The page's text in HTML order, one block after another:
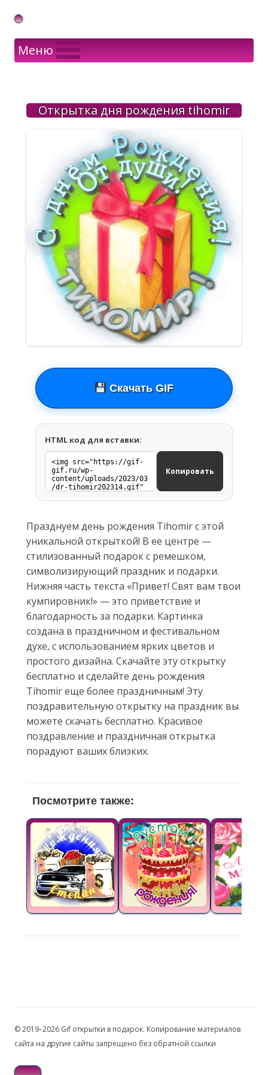
Gif Открытки в подарок
Меню
Открытка дня рождения tihomir
Скачать GIF
HTML код для вставки:
Копировать
Празднуем день рождения Tihomir с этой
уникальной открыткой! В ее центре —
стилизованный подарок с ремешком,
символизирующий праздник и подарки.
Нижняя часть текста «Привет! Свят вам твои
кумпировник!» — это приветствие и
благодарность за подарки. Картинка
создана в праздничном и фестивальном
духе, с использованием ярких цветов и
простого дизайна. Скачайте эту открытку
бесплатно и сделайте день рождения
Tihomir еще более праздничным! Эту
поздравительную открытку на праздник вы
можете скачать бесплатно. Красивое
поздравление и праздничная открытка
порадуют ваших близких.
Посмотрите также:
© 2019–2026 Gif открытки в подарок. Копирование материалов
сайта на другие сайты запрещено без обратной ссылки